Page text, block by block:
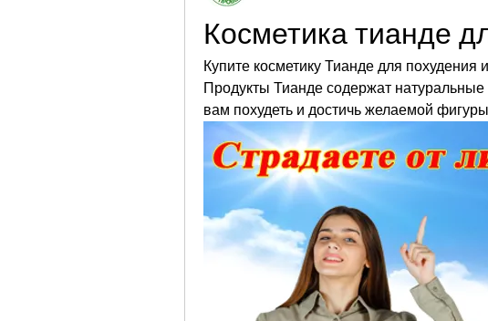
Косметика тианде
Купите косметику Тианде для похудения
Продукты Тианде содержат
вам похудеть и достичь желаемой